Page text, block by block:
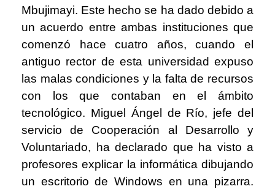
Mbujimayi. Este hecho se ha dado debido a
un acuerdo entre ambas instituciones que
comenzó hace cuatro años, cuando el
antiguo rector de esta universidad expuso
las malas condiciones y la falta de recursos
con los que contaban en el ámbito
tecnológico. Miguel Ángel de Río, jefe del
servicio de Cooperación al Desarrollo y
Voluntariado, ha declarado que ha visto a
profesores explicar la informática dibujando
un escritorio de Windows en una pizarra.